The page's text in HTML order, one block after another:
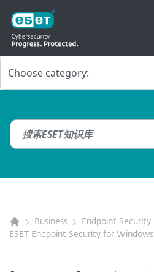
Business
Endpoint Security
ESET Endpoint Security for Windows